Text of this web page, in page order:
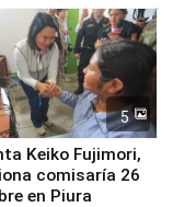
Colectivo"
5
comisaría 26
en Piura